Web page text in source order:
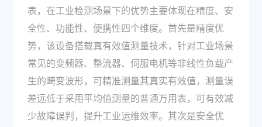
表，在工业检测场景下的优势主要体现在精度、安
全性、功能性、便携性四个维度。首先是精度优
势，该设备搭载真有效值测量技术，针对工业场景
常见的变频器、整流器、伺服电机等非线性负载产
生的畸变波形，可精准测量其真实有效值，测量误
差远低于采用平均值测量的普通万用表，可有效减
少故障误判，提升工业运维效率。其次是安全优